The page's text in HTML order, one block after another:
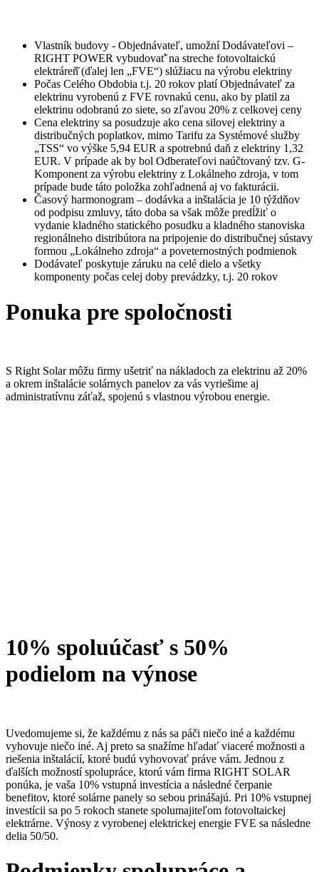
Vlastník budovy - Objednávateľ, umožní Dodávateľovi –
RIGHT POWER vybudovať̌ na streche fotovoltaickú
elektráreň̌ (ďalej len „FVE“) slúžiacu na výrobu elektriny
Počas Celého Obdobia t.j. 20 rokov platí Objednávateľ za
elektrinu vyrobenú z FVE rovnakú cenu, ako by platil za
elektrinu odobranú zo siete, so zľavou 20% z celkovej ceny
Cena elektriny sa posudzuje ako cena silovej elektriny a
distribučných poplatkov, mimo Tarifu za Systémové služby
„TSS“ vo výške 5,94 EUR a spotrebnú daň z elektriny 1,32
EUR. V prípade ak by bol Odberateľovi naúčtovaný tzv. G-
Komponent za výrobu elektriny z Lokálneho zdroja, v tom
prípade bude táto položka zohľadnená aj vo fakturácii.
Časový harmonogram – dodávka a inštalácia je 10 týždňov
od podpisu zmluvy, táto doba sa však môže predĺžiť o
vydanie kladného statického posudku a kladného stanoviska
regionálneho distribútora na pripojenie do distribučnej sústavy
formou „Lokálneho zdroja“ a poveternostných podmienok
Dodávateľ poskytuje záruku na celé dielo a všetky
komponenty počas celej doby prevádzky, t.j. 20 rokov
Ponuka pre spoločnosti
S Right Solar môžu firmy ušetriť na nákladoch za elektrinu až 20%
a okrem inštalácie solárnych panelov za vás vyriešime aj
administratívnu záťaž, spojenú s vlastnou výrobou energie.
10% spoluúčasť s 50%
podielom na výnose
Uvedomujeme si, že každému z nás sa páči niečo iné a každému
vyhovuje niečo iné. Aj preto sa snažíme hľadať viaceré možnosti a
riešenia inštalácií, ktoré budú vyhovovať práve vám. Jednou z
ďalších možností spolupráce, ktorú vám firma RIGHT SOLAR
ponúka, je vaša 10% vstupná investícia a následné čerpanie
benefitov, ktoré solárne panely so sebou prinášajú. Pri 10% vstupnej
investícii sa po 5 rokoch stanete spolumajiteľom fotovoltaickej
elektrárne. Výnosy z vyrobenej elektrickej energie FVE sa následne
delia 50/50.